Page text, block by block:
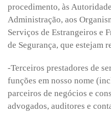
procedimento, às
Administração, aos
Serviços de Estrangeiros e
de Segurança, que estejam
-Terceiros prestadores de
funções em nosso nome
parceiros de negócios e
advogados, auditores e